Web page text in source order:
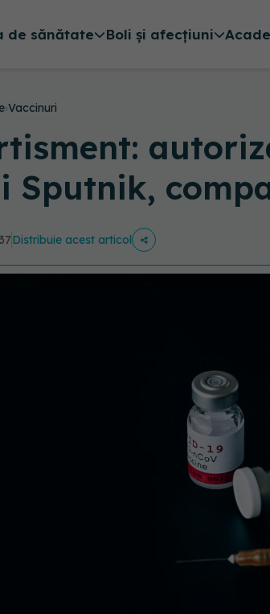
de sănătate Boli și afecțiuni
›Vaccinuri
Sputnik,
Distribuie acest articol